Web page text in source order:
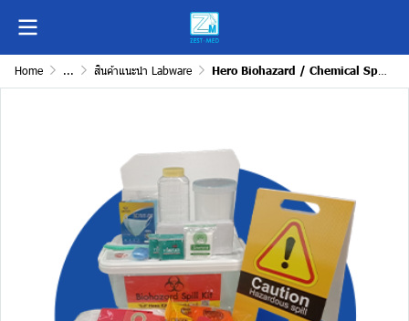
Home ... สินค้าแนะนำ Labware Hero Biohazard / Chemical Spill Kit